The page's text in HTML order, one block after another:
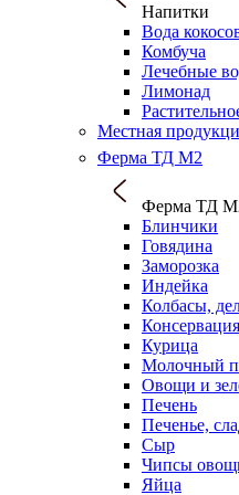
Напитки
Вода
Комбуча
Лечебные
Лимонад
Местная
Ферма ТД М2
Ферма ТД
Блинчики
Говядина
Заморозка
Индейка
Колбасы,
Консервация
Курица
Молочный
Овощи и
Печень
Печенье,
Сыр
Чипсы
Яйца